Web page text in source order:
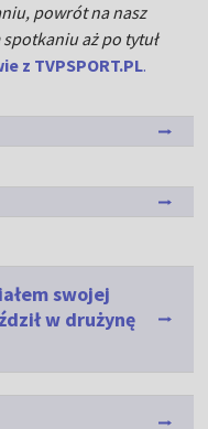
powrót na nasz
aż po tytuł
z TVPSPORT.PL.
swojej
w drużynę